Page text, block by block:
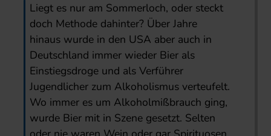
Liegt es nur am Sommerloch, oder steckt
doch Methode dahinter? Über Jahre
hinaus wurde in den USA aber auch in
Deutschland immer wieder Bier als
Einstiegsdroge und als Verführer
Jugendlicher zum Alkoholismus verteufelt.
Wo immer es um Alkoholmißbrauch ging,
wurde Bier mit in Szene gesetzt. Selten